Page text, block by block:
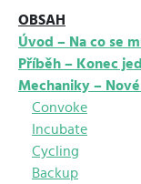
OBSAH
Úvod – Na co se
Příběh – Konec
Mechaniky –
Convoke
Incubate
Cycling
Backup